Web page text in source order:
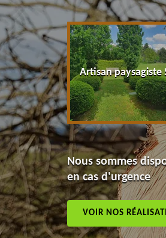
56 Artisan paysagiste
Nous sommes
en cas d'urgence
VOIR NOS